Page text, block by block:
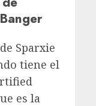
Sparxie
tiene el
es la